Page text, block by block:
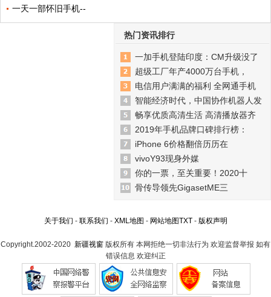
一天一部怀旧手机--
热门资讯排行
一加手机登陆印度：CM升级没了
超级工厂年产4000万台手机，
电信用户满满的福利 全网通手机
智能经济时代，中国协作机器人发
畅享优质高清生活 高清播放器齐
2019年手机品牌口碑排行榜：
iPhone 6价格翻倍历历在
vivoY93现身外媒
你的一票，至关重要！2020十
骨传导领先GigasetME三
关于我们 - 联系我们 - XML地图 - 网站地图TXT- 版权声明
Copyright.2002-2020 新疆视窗 版权所有 本网拒绝一切非法行为 欢迎监督举报 如有
错误信息 欢迎纠正